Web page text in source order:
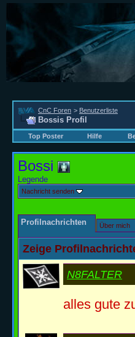
CnC Foren > Benutzerliste
Bossis Profil
Top Poster Hilfe
Bossi
Legende
Nachricht senden
Profilnachrichten Über mich
Zeige
N8FALTER
alles gute